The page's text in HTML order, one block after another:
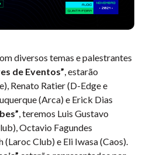
diversos temas e palestrantes
de Eventos” , estarão
Renato Ratier (D-Edge e
(Arca) e Erick Dias
, teremos Luis Gustavo
Octavio Fagundes
Club) e Eli Iwasa (Caos).